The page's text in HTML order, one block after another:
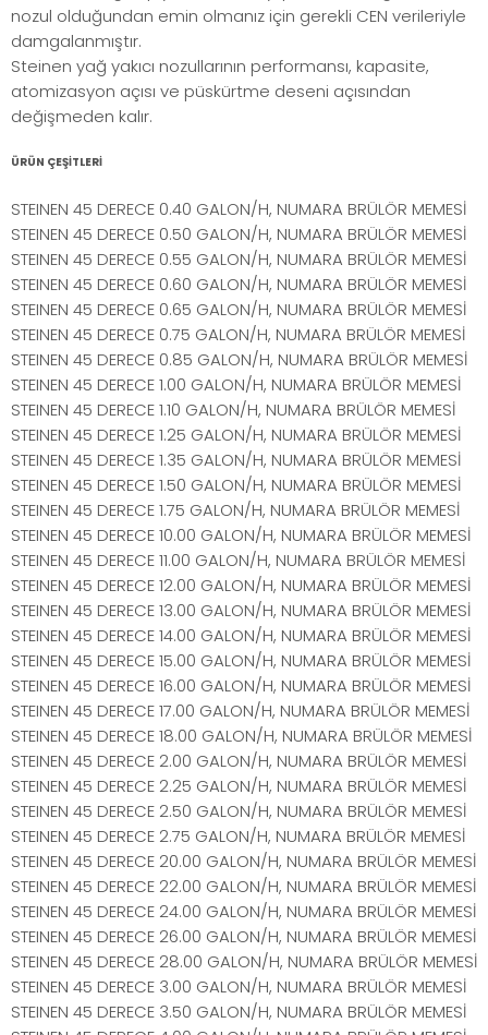
nozul olduğundan emin olmanız için gerekli CEN verileriyle
damgalanmıştır.
Steinen yağ yakıcı nozullarının performansı, kapasite,
atomizasyon açısı ve püskürtme deseni açısından
değişmeden kalır.
ÜRÜN ÇEŞİTLERİ
STEINEN 45 DERECE 0.40 GALON/H, NUMARA BRÜLÖR MEMESİ
STEINEN 45 DERECE 0.50 GALON/H, NUMARA BRÜLÖR MEMESİ
STEINEN 45 DERECE 0.55 GALON/H, NUMARA BRÜLÖR MEMESİ
STEINEN 45 DERECE 0.60 GALON/H, NUMARA BRÜLÖR MEMESİ
STEINEN 45 DERECE 0.65 GALON/H, NUMARA BRÜLÖR MEMESİ
STEINEN 45 DERECE 0.75 GALON/H, NUMARA BRÜLÖR MEMESİ
STEINEN 45 DERECE 0.85 GALON/H, NUMARA BRÜLÖR MEMESİ
STEINEN 45 DERECE 1.00 GALON/H, NUMARA BRÜLÖR MEMESİ
STEINEN 45 DERECE 1.10 GALON/H, NUMARA BRÜLÖR MEMESİ
STEINEN 45 DERECE 1.25 GALON/H, NUMARA BRÜLÖR MEMESİ
STEINEN 45 DERECE 1.35 GALON/H, NUMARA BRÜLÖR MEMESİ
STEINEN 45 DERECE 1.50 GALON/H, NUMARA BRÜLÖR MEMESİ
STEINEN 45 DERECE 1.75 GALON/H, NUMARA BRÜLÖR MEMESİ
STEINEN 45 DERECE 10.00 GALON/H, NUMARA BRÜLÖR MEMESİ
STEINEN 45 DERECE 11.00 GALON/H, NUMARA BRÜLÖR MEMESİ
STEINEN 45 DERECE 12.00 GALON/H, NUMARA BRÜLÖR MEMESİ
STEINEN 45 DERECE 13.00 GALON/H, NUMARA BRÜLÖR MEMESİ
STEINEN 45 DERECE 14.00 GALON/H, NUMARA BRÜLÖR MEMESİ
STEINEN 45 DERECE 15.00 GALON/H, NUMARA BRÜLÖR MEMESİ
STEINEN 45 DERECE 16.00 GALON/H, NUMARA BRÜLÖR MEMESİ
STEINEN 45 DERECE 17.00 GALON/H, NUMARA BRÜLÖR MEMESİ
STEINEN 45 DERECE 18.00 GALON/H, NUMARA BRÜLÖR MEMESİ
STEINEN 45 DERECE 2.00 GALON/H, NUMARA BRÜLÖR MEMESİ
STEINEN 45 DERECE 2.25 GALON/H, NUMARA BRÜLÖR MEMESİ
STEINEN 45 DERECE 2.50 GALON/H, NUMARA BRÜLÖR MEMESİ
STEINEN 45 DERECE 2.75 GALON/H, NUMARA BRÜLÖR MEMESİ
STEINEN 45 DERECE 20.00 GALON/H, NUMARA BRÜLÖR MEMESİ
STEINEN 45 DERECE 22.00 GALON/H, NUMARA BRÜLÖR MEMESİ
STEINEN 45 DERECE 24.00 GALON/H, NUMARA BRÜLÖR MEMESİ
STEINEN 45 DERECE 26.00 GALON/H, NUMARA BRÜLÖR MEMESİ
STEINEN 45 DERECE 28.00 GALON/H, NUMARA BRÜLÖR MEMESİ
STEINEN 45 DERECE 3.00 GALON/H, NUMARA BRÜLÖR MEMESİ
STEINEN 45 DERECE 3.50 GALON/H, NUMARA BRÜLÖR MEMESİ